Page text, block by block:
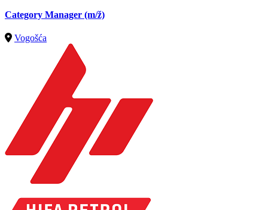
Category Manager (m/ž)
Vogošća